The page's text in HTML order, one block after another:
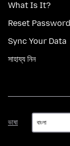
What Is It?
Reset Password
Sync Your Data
সাহায্য নিন
ভাষা
ভাষা